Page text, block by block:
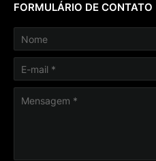
FORMULÁRIO DE CONTATO